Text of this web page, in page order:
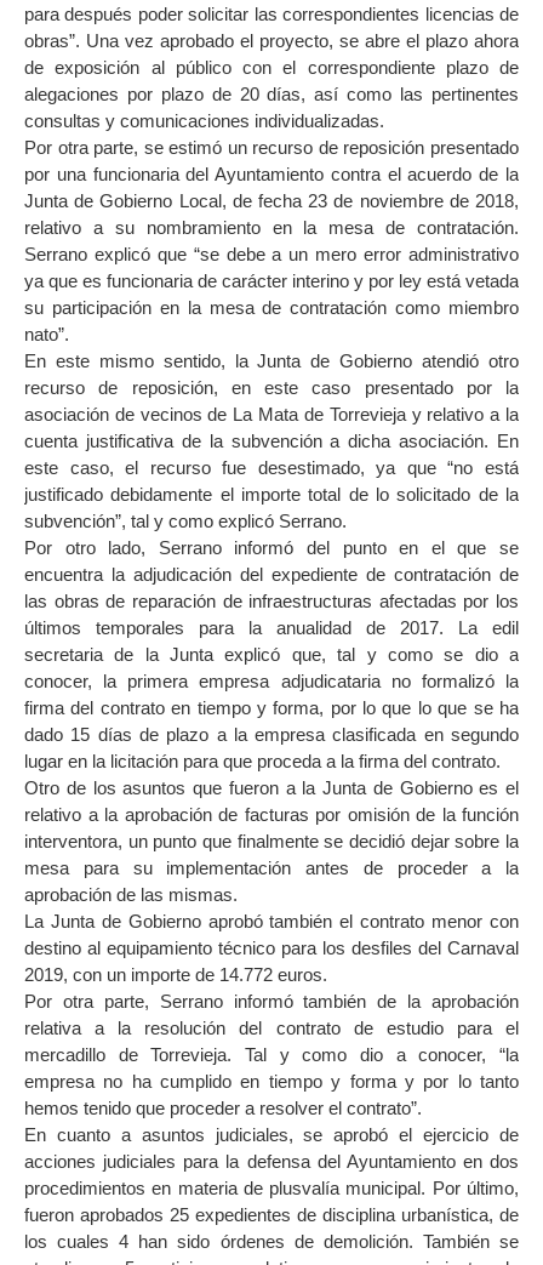
para después poder solicitar las correspondientes licencias de
obras”. Una vez aprobado el proyecto, se abre el plazo ahora
de exposición al público con el correspondiente plazo de
alegaciones por plazo de 20 días, así como las pertinentes
consultas y comunicaciones individualizadas.
Por otra parte, se estimó un recurso de reposición presentado
por una funcionaria del Ayuntamiento contra el acuerdo de la
Junta de Gobierno Local, de fecha 23 de noviembre de 2018,
relativo a su nombramiento en la mesa de contratación.
Serrano explicó que “se debe a un mero error administrativo
ya que es funcionaria de carácter interino y por ley está vetada
su participación en la mesa de contratación como miembro
nato”.
En este mismo sentido, la Junta de Gobierno atendió otro
recurso de reposición, en este caso presentado por la
asociación de vecinos de La Mata de Torrevieja y relativo a la
cuenta justificativa de la subvención a dicha asociación. En
este caso, el recurso fue desestimado, ya que “no está
justificado debidamente el importe total de lo solicitado de la
subvención”, tal y como explicó Serrano.
Por otro lado, Serrano informó del punto en el que se
encuentra la adjudicación del expediente de contratación de
las obras de reparación de infraestructuras afectadas por los
últimos temporales para la anualidad de 2017. La edil
secretaria de la Junta explicó que, tal y como se dio a
conocer, la primera empresa adjudicataria no formalizó la
firma del contrato en tiempo y forma, por lo que lo que se ha
dado 15 días de plazo a la empresa clasificada en segundo
lugar en la licitación para que proceda a la firma del contrato.
Otro de los asuntos que fueron a la Junta de Gobierno es el
relativo a la aprobación de facturas por omisión de la función
interventora, un punto que finalmente se decidió dejar sobre la
mesa para su implementación antes de proceder a la
aprobación de las mismas.
La Junta de Gobierno aprobó también el contrato menor con
destino al equipamiento técnico para los desfiles del Carnaval
2019, con un importe de 14.772 euros.
Por otra parte, Serrano informó también de la aprobación
relativa a la resolución del contrato de estudio para el
mercadillo de Torrevieja. Tal y como dio a conocer, “la
empresa no ha cumplido en tiempo y forma y por lo tanto
hemos tenido que proceder a resolver el contrato”.
En cuanto a asuntos judiciales, se aprobó el ejercicio de
acciones judiciales para la defensa del Ayuntamiento en dos
procedimientos en materia de plusvalía municipal. Por último,
fueron aprobados 25 expedientes de disciplina urbanística, de
los cuales 4 han sido órdenes de demolición. También se